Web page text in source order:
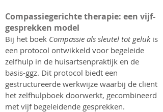
Compassiegerichte therapie: een vijf-
gesprekken model
Bij het boek Compassie als sleutel tot gelukis
een protocol ontwikkeld voor begeleide
zelfhulp in de huisartsenpraktijk en de
basis-ggz. Dit protocol biedt een
gestructureerde werkwijze waarbij de cliënt
het zelfhulpboek doorwerkt, gecombineerd
met vijf begeleidende gesprekken.